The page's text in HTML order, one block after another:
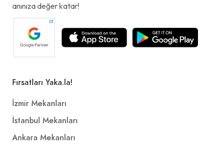
anınıza değer katar!
Fırsatları Yaka.la!
İzmir Mekanları
İstanbul Mekanları
Ankara Mekanları